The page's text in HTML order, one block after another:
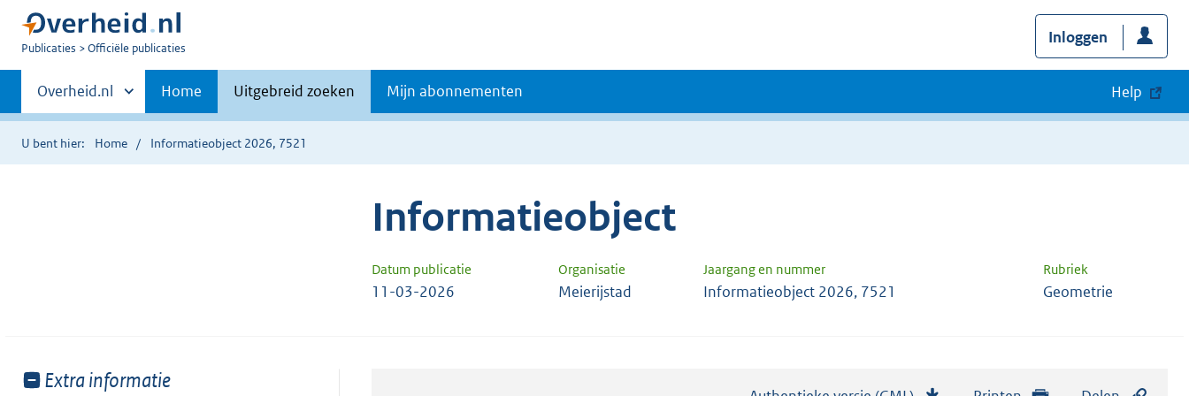
U
Publicaties Officiële publicaties
Inloggen
Primaire
navigatie
Andere
sites
binnen
Overheid.nl Home Uitgebreid zoeken Mijn abonnementen Help
U bent hier: Home Informatieobject 2026, 7521
Informatieobject
Datum publicatie Organisatie Jaargang en nummer Rubriek
11-03-2026 Meierijstad Informatieobject 2026, 7521 Geometrie
Toon
Extra informatie